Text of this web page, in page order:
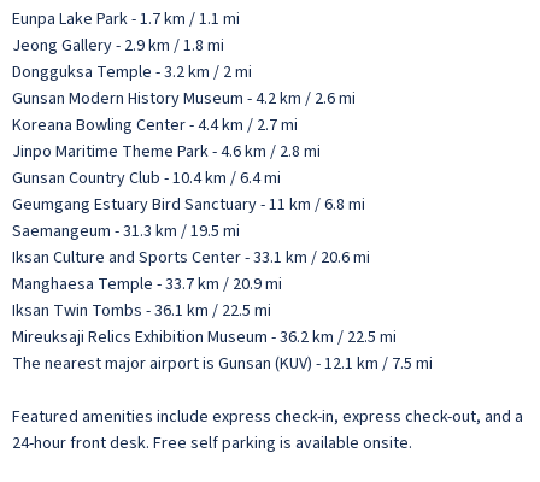
Eunpa Lake Park - 1.7 km / 1.1 mi
Jeong Gallery - 2.9 km / 1.8 mi
Dongguksa Temple - 3.2 km / 2 mi
Gunsan Modern History Museum - 4.2 km / 2.6 mi
Koreana Bowling Center - 4.4 km / 2.7 mi
Jinpo Maritime Theme Park - 4.6 km / 2.8 mi
Gunsan Country Club - 10.4 km / 6.4 mi
Geumgang Estuary Bird Sanctuary - 11 km / 6.8 mi
Saemangeum - 31.3 km / 19.5 mi
Iksan Culture and Sports Center - 33.1 km / 20.6 mi
Manghaesa Temple - 33.7 km / 20.9 mi
Iksan Twin Tombs - 36.1 km / 22.5 mi
Mireuksaji Relics Exhibition Museum - 36.2 km / 22.5 mi
The nearest major airport is Gunsan (KUV) - 12.1 km / 7.5 mi
Featured amenities include express check-in, express check-out, and a
24-hour front desk. Free self parking is available onsite.